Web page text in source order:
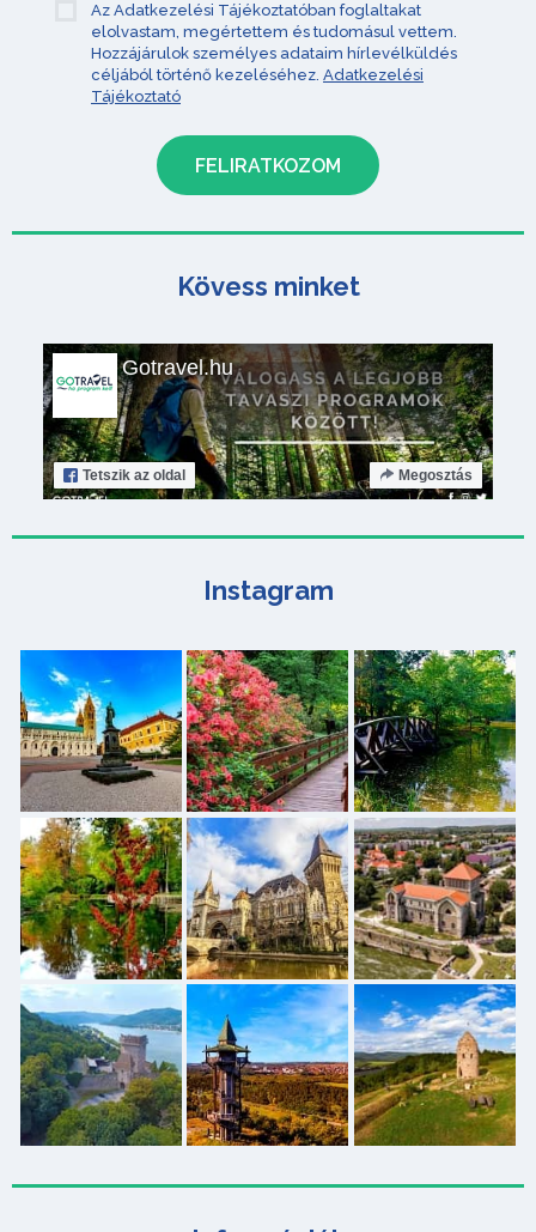
Az Adatkezelési Tájékoztatóban foglaltakat
elolvastam, megértettem és tudomásul vettem.
Hozzájárulok személyes adataim hírlevélküldés
céljából történő kezeléséhez. Adatkezelési
Tájékoztató
Kövess minket
Gotravel.hu
Tetszik az oldal Megosztás
Instagram